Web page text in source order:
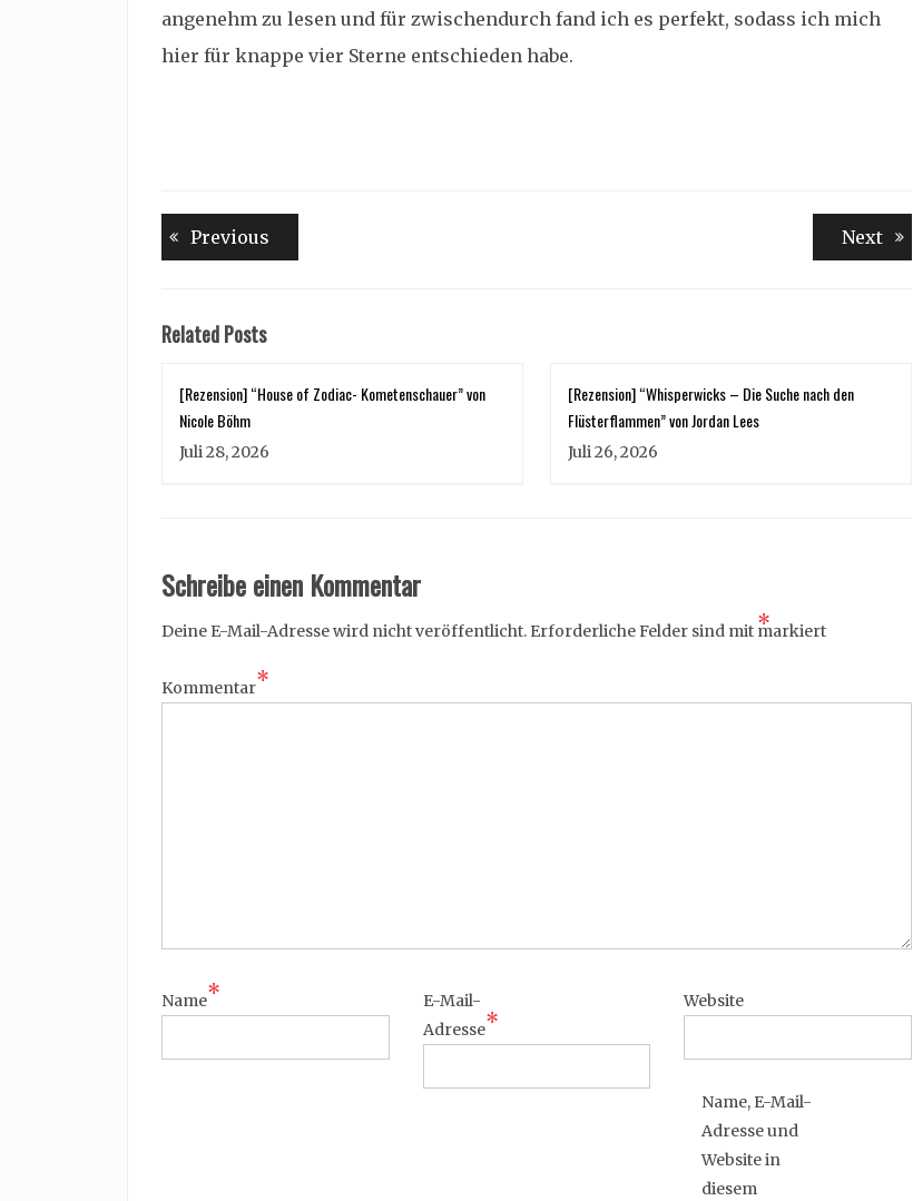
angenehm zu lesen und für zwischendurch fand ich es perfekt, sodass ich mich
hier für knappe vier Sterne entschieden habe.
Beitragsnavigation
Previous NextNext
Related Posts
[Rezension] “House of Zodiac- Kometenschauer” von
Nicole Böhm
Juli 28, 2026
[Rezension] “Whisperwicks – Die Suche nach den
Flüsterflammen” von Jordan Lees
Juli 26, 2026
Schreibe einen Kommentar
Deine E-Mail-Adresse wird nicht veröffentlicht. Erforderliche Felder sind mit *
markiert
Kommentar*
Name*
E-Mail-
Adresse*
Website
Name, E-Mail-
Adresse und
Website in
diesem